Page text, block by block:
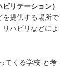
リテーション）
を提供する場所で
ハビリなどによ
てくる学校”と考